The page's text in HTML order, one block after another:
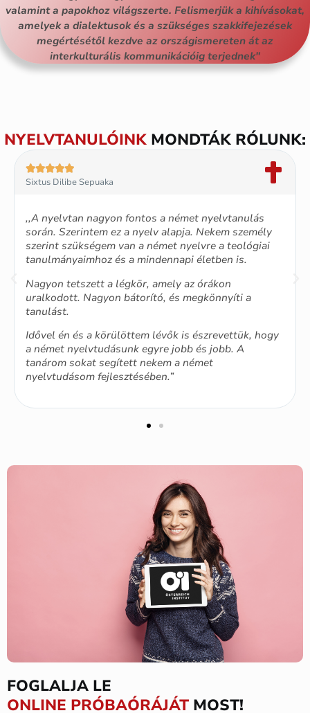
valamint a papokhoz világszerte. Felismerjük a kihívásokat,
amelyek a dialektusok és a szükséges szakkifejezések
megértésétől kezdve az országismereten át az
interkulturális kommunikációig terjednek"
NYELVTANULÓINK MONDTÁK RÓLUNK:

Sixtus Dilibe Sepuaka
,,A nyelvtan nagyon fontos a német nyelvtanulás
során. Szerintem ez a nyelv alapja. Nekem személy
szerint szükségem van a német nyelvre a teológiai
tanulmányaimhoz és a mindennapi életben is.
Nagyon tetszett a légkör, amely az órákon
uralkodott. Nagyon bátorító, és megkönnyíti a
tanulást.
Idővel én és a körülöttem lévők is észrevettük, hogy
a német nyelvtudásunk egyre jobb és jobb. A
tanárom sokat segített nekem a német
nyelvtudásom fejlesztésében.”
FOGLALJA LE
ONLINE PRÓBAÓRÁJÁT MOST!